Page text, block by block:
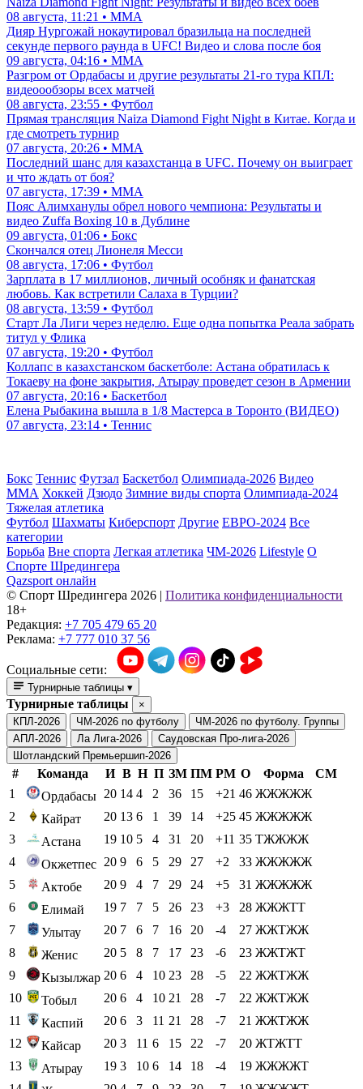
08 августа, 11:21 • ММА
Дияр Нургожай нокаутировал бразильца на последней
секунде первого раунда в UFC! Видео и слова после боя
09 августа, 04:16 • ММА
Разгром от Ордабасы и другие результаты 21-го тура КПЛ:
видеоообзоры всех матчей
08 августа, 23:55 • Футбол
Прямая трансляция Naiza Diamond Fight Night в Китае. Когда и
где смотреть турнир
07 августа, 20:26 • ММА
Последний шанс для казахстанца в UFC. Почему он выиграет
и что ждать от боя?
07 августа, 17:39 • ММА
Пояс Алимханулы обрел нового чемпиона: Результаты и
видео Zuffa Boxing 10 в Дублине
09 августа, 01:06 • Бокс
Скончался отец Лионеля Месси
08 августа, 17:06 • Футбол
Зарплата в 17 миллионов, личный особняк и фанатская
любовь. Как встретили Салаха в Турции?
08 августа, 13:59 • Футбол
Старт Ла Лиги через неделю. Еще одна попытка Реала забрать
титул у Флика
07 августа, 19:20 • Футбол
Коллапс в казахстанском баскетболе: Астана обратилась к
Токаеву на фоне закрытия, Атырау проведет сезон в Армении
07 августа, 20:16 • Баскетбол
Елена Рыбакина вышла в 1/8 Мастерса в Торонто (ВИДЕО)
07 августа, 23:14 • Теннис
Бокс Теннис Футзал Баскетбол Олимпиада-2026 Видео
ММА Хоккей Дзюдо Зимние виды спорта Олимпиада-2024
Тяжелая атлетика
Футбол Шахматы Киберспорт Другие ЕВРО-2024 Все
категории
Борьба Вне спорта Легкая атлетика ЧМ-2026 Lifestyle О
Спорте Шредингера
Qazsport онлайн
© Cпорт Шредингера 2026 | Политика конфиденциальности
18+
Редакция: +7 705 479 65 20
Реклама: +7 777 010 37 56
Социальные сети:
Турнирные таблицы ▾
Турнирные таблицы
×
КПЛ-2026
ЧМ-2026 по футболу
ЧМ-2026 по футболу. Группы
АПЛ-2026
Ла Лига-2026
Саудовская Про-лига-2026
Шотландский Премьершип-2026
# Команда И В Н П ЗМ ПМ РМ О Форма
СМ
1
Ордабасы 20 14 4 2 36 15 +21 46 ЖЖЖЖЖ
2
Кайрат 20 13 6 1 39 14 +25 45 ЖЖЖЖЖ
3
Астана 19 10 5 4 31 20 +11 35 ТЖЖЖЖ
4
Окжетпес 20 9 6 5 29 27 +2 33 ЖЖЖЖЖ
5
Актобе 20 9 4 7 29 24 +5 31 ЖЖЖЖЖ
6
Елимай 19 7 7 5 26 23 +3 28 ЖЖЖТТ
7
Улытау 20 7 6 7 16 20 -4 27 ЖЖТЖЖ
8
Женис 20 5 8 7 17 23 -6 23 ЖЖТЖТ
9
Кызылжар 20 6 4 10 23 28 -5 22 ЖЖТЖЖ
10
Тобыл 20 6 4 10 21 28 -7 22 ЖЖТЖЖ
11
Каспий 20 6 3 11 21 28 -7 21 ЖЖТЖЖ
12
Кайсар 20 3 11 6 15 22 -7 20 ЖТЖТТ
13
Атырау 19 3 10 6 14 18 -4 19 ЖЖЖЖТ